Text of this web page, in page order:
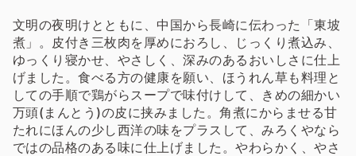
文明の夜明けとともに、中国から長崎に伝わった「東坡
煮」。皮付き三枚肉を厚めにおろし、じっくり煮込み、
ゆっくり寝かせ、やさしく、深みのあるおいしさに仕上
げました。食べる方の健康を願い、ほうれん草も料理と
しての手順で鶏がらスープで味付けして、きめの細かい
万頭(まんとう)の皮に挟みました。角煮にからませる甘
たれにほんの少し西洋の味をプラスして、みろくやなら
ではの品格のある味に仕上げました。やわらかく、やさ